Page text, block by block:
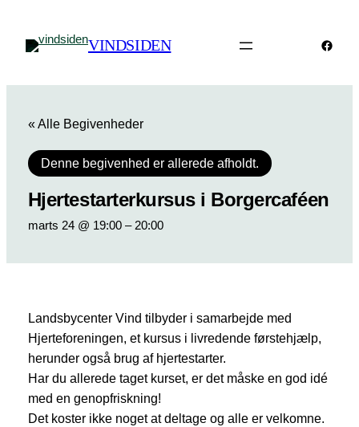
VINDSIDEN
« Alle Begivenheder
Denne begivenhed er allerede afholdt.
Hjertestarterkursus i Borgercaféen
marts 24 @ 19:00– 20:00
Landsbycenter Vind tilbyder i samarbejde med
Hjerteforeningen, et kursus i livredende førstehjælp,
herunder også brug af hjertestarter.
Har du allerede taget kurset, er det måske en god idé
med en genopfriskning!
Det koster ikke noget at deltage og alle er velkomne.